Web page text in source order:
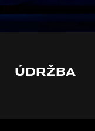
ÚDRŽBA